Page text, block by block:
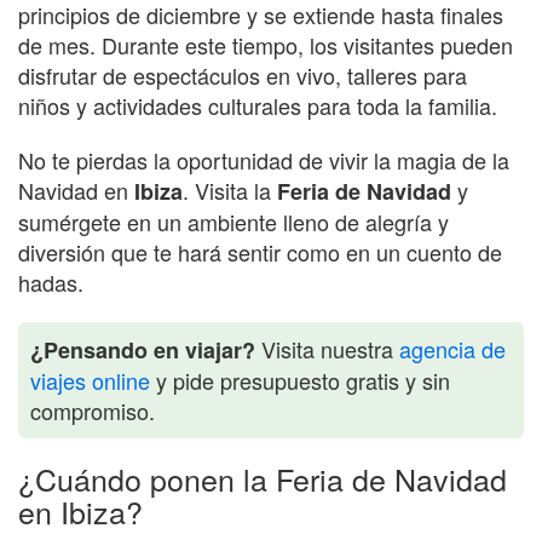
principios de diciembre y se extiende hasta finales
de mes. Durante este tiempo, los visitantes pueden
disfrutar de espectáculos en vivo, talleres para
niños y actividades culturales para toda la familia.
No te pierdas la oportunidad de vivir la magia de la
Navidad en Ibiza. Visita la Feria de Navidad y
sumérgete en un ambiente lleno de alegría y
diversión que te hará sentir como en un cuento de
hadas.
¿Pensando en viajar? Visita nuestraagencia de
viajes onliney pide presupuesto gratis y sin
compromiso.
¿Cuándo ponen la Feria de Navidad
en Ibiza?